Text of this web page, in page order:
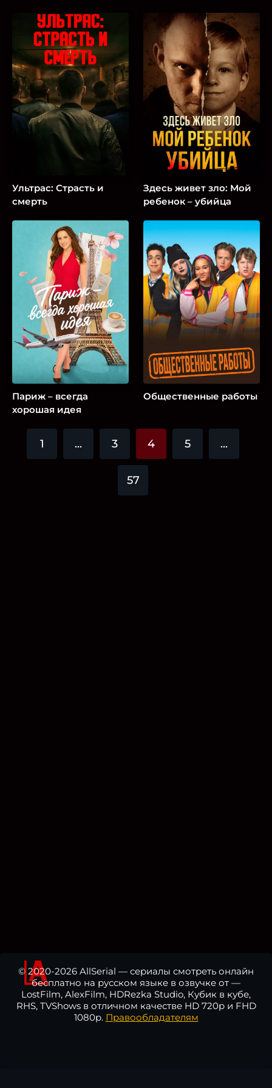
Ультрас: Страсть и
смерть
Здесь живет зло: Мой
ребенок – убийца
Париж – всегда
хорошая идея
Общественные работы
1 ... 3 4 5 ...
57
© 2020-2026 AllSerial — сериалы смотреть онлайн
бесплатно на русском языке в озвучке от —
LostFilm, AlexFilm, HDRezka Studio, Кубик в кубе,
RHS, TVShows в отличном качестве HD 720p и FHD
1080p. Правообладателям